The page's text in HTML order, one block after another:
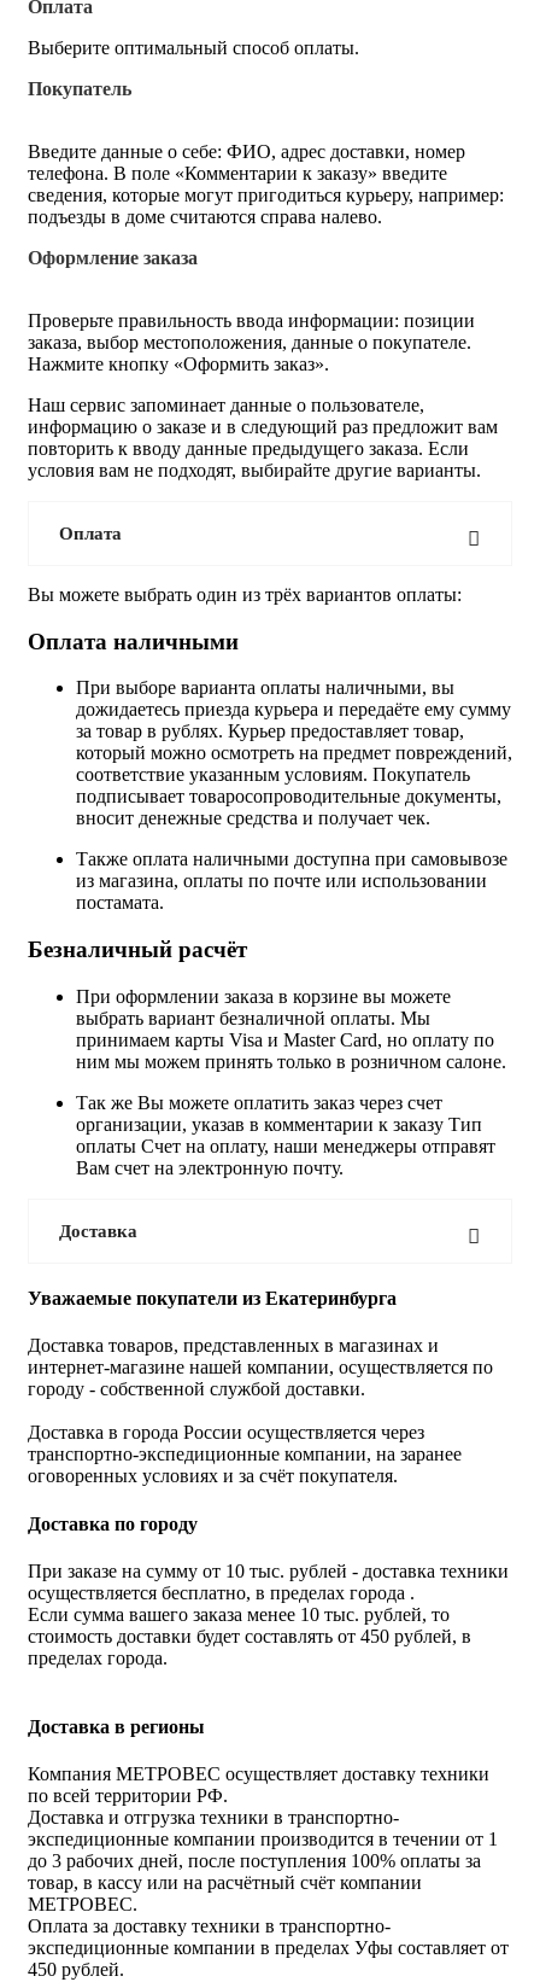
Оплата
Выберите оптимальный способ оплаты.
Покупатель
Введите данные о себе: ФИО, адрес доставки, номер
телефона. В поле «Комментарии к заказу» введите
сведения, которые могут пригодиться курьеру, например:
подъезды в доме считаются справа налево.
Оформление заказа
Проверьте правильность ввода информации: позиции
заказа, выбор местоположения, данные о покупателе.
Нажмите кнопку «Оформить заказ».
Наш сервис запоминает данные о пользователе,
информацию о заказе и в следующий раз предложит вам
повторить к вводу данные предыдущего заказа. Если
условия вам не подходят, выбирайте другие варианты.
Оплата
Вы можете выбрать один из трёх вариантов оплаты:
Оплата наличными
При выборе варианта оплаты наличными, вы
дожидаетесь приезда курьера и передаёте ему сумму
за товар в рублях. Курьер предоставляет товар,
который можно осмотреть на предмет повреждений,
соответствие указанным условиям. Покупатель
подписывает товаросопроводительные документы,
вносит денежные средства и получает чек.
Также оплата наличными доступна при самовывозе
из магазина, оплаты по почте или использовании
постамата.
Безналичный расчёт
При оформлении заказа в корзине вы можете
выбрать вариант безналичной оплаты. Мы
принимаем карты Visa и Master Card, но оплату по
ним мы можем принять только в розничном салоне.
Так же Вы можете оплатить заказ через счет
организации, указав в комментарии к заказу Тип
оплаты Счет на оплату, наши менеджеры отправят
Вам счет на электронную почту.
Доставка
Уважаемые покупатели из Екатеринбурга
Доставка товаров, представленных в магазинах и
интернет-магазине нашей компании, осуществляется по
городу - собственной службой доставки.
Доставка в города России осуществляется через
транспортно-экспедиционные компании, на заранее
оговоренных условиях и за счёт покупателя.
Доставка по городу
При заказе на сумму от 10 тыс. рублей - доставка техники
осуществляется бесплатно, в пределах города .
Если сумма вашего заказа менее 10 тыс. рублей, то
стоимость доставки будет составлять от 450 рублей, в
пределах города.
Доставка в регионы
Компания МЕТРОВЕС осуществляет доставку техники
по всей территории РФ.
Доставка и отгрузка техники в транспортно-
экспедиционные компании производится в течении от 1
до 3 рабочих дней, после поступления 100% оплаты за
товар, в кассу или на расчётный счёт компании
МЕТРОВЕС.
Оплата за доставку техники в транспортно-
экспедиционные компании в пределах Уфы составляет от
450 рублей.